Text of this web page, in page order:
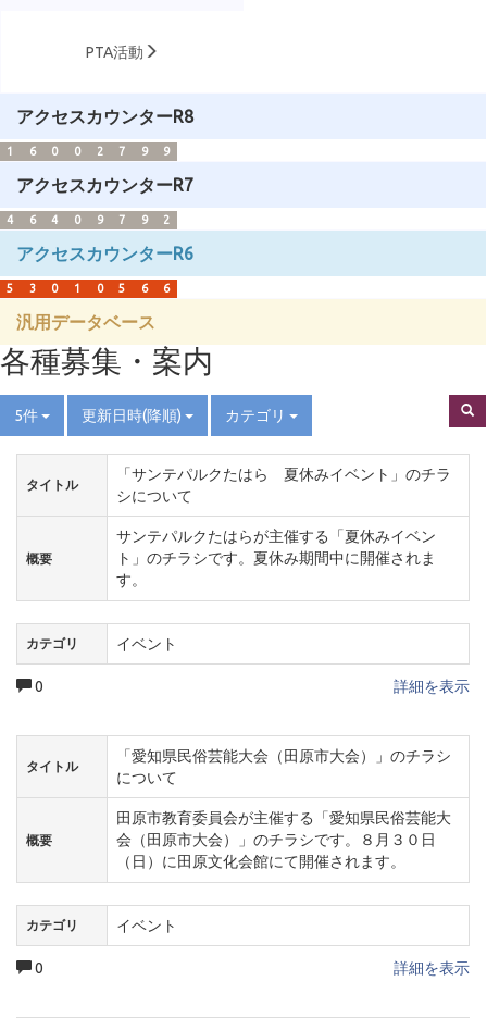
PTA活動
アクセスカウンターR8
1 6 0 0 2 7 9 9
アクセスカウンターR7
4 6 4 0 9 7 9 2
アクセスカウンターR6
5 3 0 1 0 5 6 6
汎用データベース
各種募集・案内
5件 更新日時(降順) カテゴリ
タイトル
「サンテパルクたはら 夏休みイベント」のチラ
シについて
概要
サンテパルクたはらが主催する「夏休みイベン
ト」のチラシです。夏休み期間中に開催されま
す。
カテゴリ イベント
0 詳細を表示
タイトル
「愛知県民俗芸能大会（田原市大会）」のチラシ
について
概要
田原市教育委員会が主催する「愛知県民俗芸能大
会（田原市大会）」のチラシです。８月３０日
（日）に田原文化会館にて開催されます。
カテゴリ イベント
0 詳細を表示